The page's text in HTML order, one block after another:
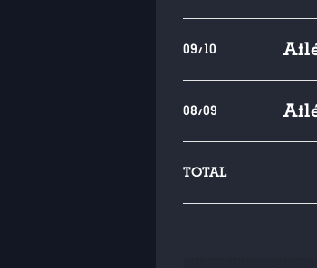
09/10
08/09
TOTAL